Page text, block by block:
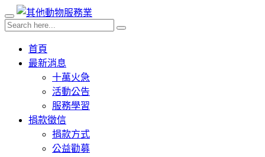
首頁
最新消息
十萬火急
活動公告
服務學習
捐款徵信
捐款方式
公益勸募